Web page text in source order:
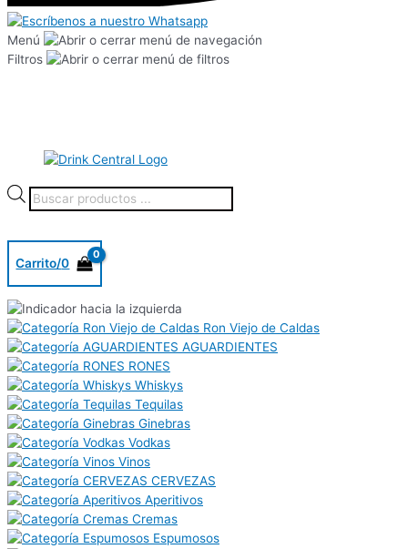
Menú
Filtros
Carrito/0
Ron Viejo de Caldas
AGUARDIENTES
RONES
Whiskys
Tequilas
Ginebras
Vodkas
Vinos
CERVEZAS
Aperitivos
Cremas
Espumosos